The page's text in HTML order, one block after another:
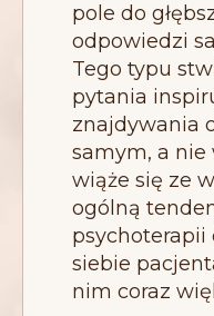
pole do
odpowiedzi
Tego typu
pytania
znajdywania
samym, a nie
wiąże się ze
ogólną
psychoterapii
siebie
nim coraz